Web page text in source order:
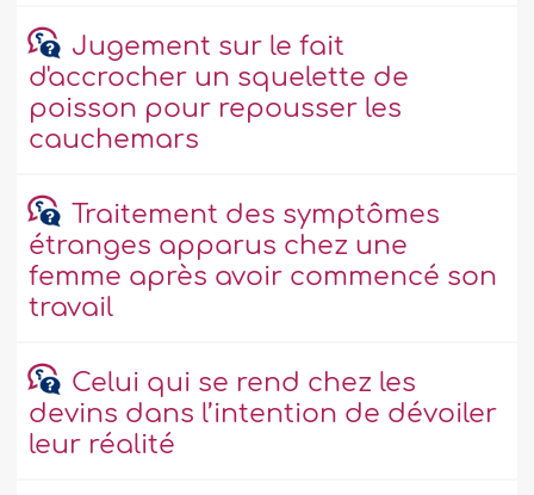
Jugement sur le fait
d'accrocher un squelette de
poisson pour repousser les
cauchemars
Traitement des symptômes
étranges apparus chez une
femme après avoir commencé son
travail
Celui qui se rend chez les
devins dans l’intention de dévoiler
leur réalité